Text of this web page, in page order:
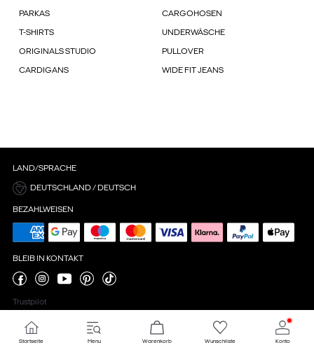
PARKAS CARGOHOSEN
T-SHIRTS UNDERWÄSCHE
ORIGINALS STUDIO PULLOVER
CARDIGANS WIDE FIT JEANS
LAND/SPRACHE
DEUTSCHLAND / DEUTSCH
BEZAHLWEISEN
BLEIB IN KONTAKT
Trustpilot
Startseite Menu Warenkorb Wunschliste Konto